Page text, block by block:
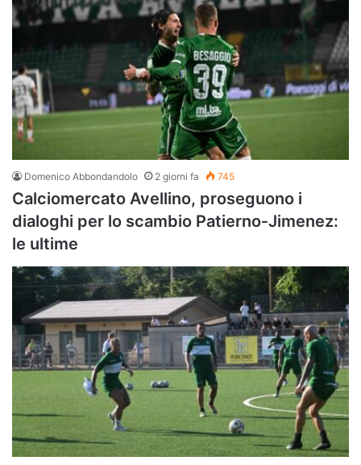
Domenico Abbondandolo 2 giorni fa 745
Calciomercato Avellino, proseguono i
dialoghi per lo scambio Patierno‑Jimenez:
le ultime